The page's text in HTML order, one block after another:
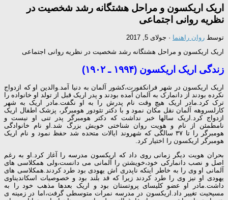
اریک اریکسون و مراحل هشتگانه رشد شخصیت در
نظریه روانی اجتماعی
توسط روان راهنما · جولای 5, 2017
اریک اریکسون و مراحل هشتگانه رشد شخصیت در نظریه روانی اجتماعی
زندگی اریک اریکسون (۱۹۹۴ ـ ۱۹۰۲)
اریک اریکسون در شهر فرانکفورت،کشور آلمان به دنیا آمد.والدین او که ازدواج
نکرده بودند از دانمارک به آلمان آمده بودند و پدر اریک قبل از تولد او خانواده را
ترک کرد.مادر اریک هیچ وقت نام پدرش را به او نگفت.مادر اریک به شهر
کارلسروهه آلمان نقل مکان نمود و با دکتر تئودور هومبرگر، پزشک اطفال اریک
ازدواج کرد.اریک سالها خبر نداشت که دکتر هومبرگر پدر تنی او نیست و
نامطمئن از نام و هویت روان شناختی خویش بزرگ شد.او نام خانوادگی
هومبرگر را تا ۳۷ سالگی که شهروند ایالات متحده شد حفظ نمود و نام اریک
هومبرگر اریکسون را اختیار کرد.
بحران هویت دیگر زمانی روی داد که اریکسون مدرسه را آغاز کرد.او به رغم
اصل و نصب دانمارکی خود،خویشتن را آلمانی می دانست،ولی همکلاسی های
آلمانی او وی را به خاطر اینکه ناپدری اش یهودی بود طرد کردند.همکلاسی های
یهودی او نیز وی را طرد کردند زیرا که قد بلند بود و خصوصیات اسکاندیناوی
داشت.مادر او عضو کلیسای پروتستان بود و اریک بعدها مذهب خود را به
مسیحیت تغییر داد.اریکسون در مدرسه نمرات متوسطی گرفت،اما در زمینه ی